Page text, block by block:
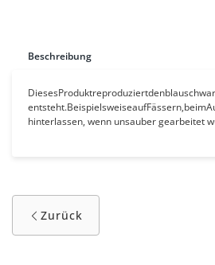
Beschreibung
DiesesProduktreproduziertden
entsteht.BeispielsweiseaufFässern,beim
hinterlassen, wenn unsauber gearbeitet
Zurück